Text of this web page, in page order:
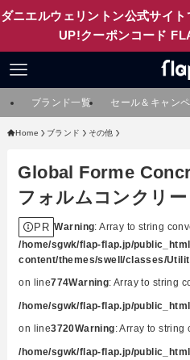
ダニエルウェリントン公式サイ
UP!クーポンコード
ブランド一覧 セール＆キャン
Home ブランド その他
Global Forme
フォルムコンクリー
PR Warning: Array to string
/home/sgwk/flap-flap.jp/
content/themes/swell/classes/
on line774Warning: Array to string
/home/sgwk/flap-flap.jp/
on line3720Warning: Array to string
/home/sgwk/flap-flap.jp/